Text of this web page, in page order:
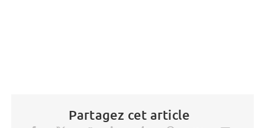
Partagez cet article